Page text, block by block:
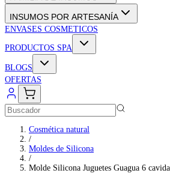
INSUMOS POR ARTESANÍA
ENVASES COSMETICOS
PRODUCTOS SPA
BLOGS
OFERTAS
Cosmética natural
/
Moldes de Silicona
/
Molde Silicona Juguetes Guagua 6